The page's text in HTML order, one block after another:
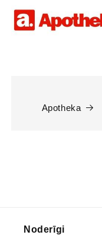
Apotheka
Noderīgi